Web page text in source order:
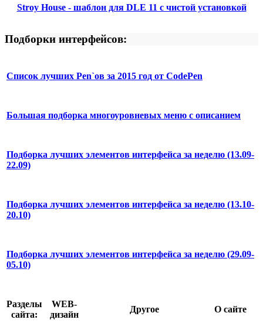
Stroy House - шаблон для DLE 11 с чистой установкой
Подборки интерфейсов:
Список лучших Pen`ов за 2015 год от CodePen
Большая подборка многоуровневых меню с описанием
Подборка лучших элементов интерфейса за неделю (13.09-
22.09)
Подборка лучших элементов интерфейса за неделю (13.10-
20.10)
Подборка лучших элементов интерфейса за неделю (29.09-
05.10)
Разделы
сайта:
WEB-
дизайн
Другое О сайте